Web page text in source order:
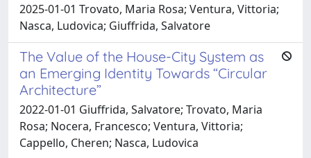
2025-01-01 Trovato, Maria Rosa; Ventura, Vittoria;
Nasca, Ludovica; Giuffrida, Salvatore
The Value of the House-City System as
an Emerging Identity Towards “Circular
Architecture”
2022-01-01 Giuffrida, Salvatore; Trovato, Maria
Rosa; Nocera, Francesco; Ventura, Vittoria;
Cappello, Cheren; Nasca, Ludovica